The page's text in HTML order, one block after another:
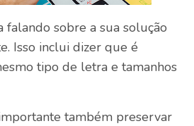
falando sobre a sua solução
Isso inclui dizer que é
tipo de letra e tamanhos
também preservar